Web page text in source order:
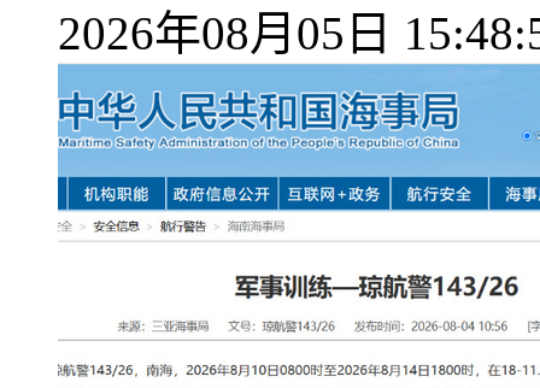
2026年08月05日